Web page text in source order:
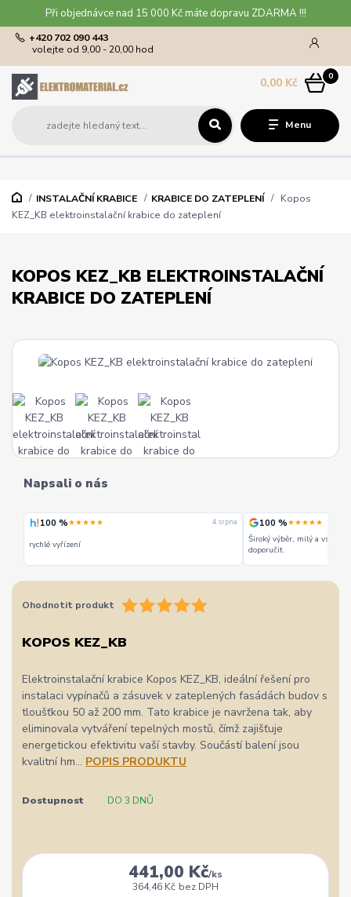
Při objednávce nad 15 000 Kč máte dopravu ZDARMA !!!
Menu
+420 702 090 443
volejte od 9,00 - 20,00 hod
0
0,00 Kč
INSTALAČNÍ KRABICE KRABICE DO ZATEPLENÍ
Kopos
KEZ_KB elektroinstalační krabice do zateplení
KOPOS KEZ_KB ELEKTROINSTALAČNÍ
KRABICE DO ZATEPLENÍ
Napsali o nás
★★★★★ 100 %★★★★★
Široký výběr, milý a vstřícný personál.
Ohodnotit produkt
KOPOS KEZ_KB
Elektroinstalační krabice Kopos KEZ_KB, ideální řešení pro
instalaci vypínačů a zásuvek v zateplených fasádách budov s
tloušťkou 50 až 200 mm. Tato krabice je navržena tak, aby
eliminovala vytváření tepelných mostů, čímž zajišťuje
energetickou efektivitu vaší stavby. Součástí balení jsou
kvalitní hm... POPIS PRODUKTU
Dostupnost DO 3 DNŮ
441,00 Kč/ks
364,46 Kč bez DPH